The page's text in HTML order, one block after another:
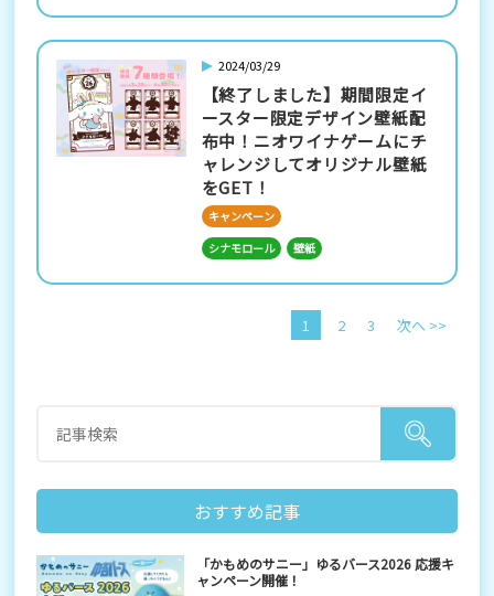
2024/03/29
【終了しました】期間限定イ
ースター限定デザイン壁紙配
布中！ニオワイナゲームにチ
ャレンジしてオリジナル壁紙
をGET！
キャンペーン
シナモロール
壁紙
1 2 3 次へ >>
おすすめ記事
「かもめのサニー」ゆるバース2026 応援キ
ャンペーン開催！